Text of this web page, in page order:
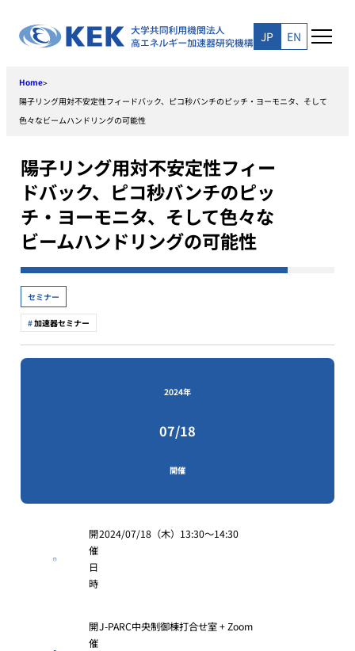
content
JP EN
Home>
陽子リング用対不安定性フィードバック、ピコ秒バンチのピッチ・ヨーモニタ、そして
色々なビームハンドリングの可能性
陽子リング用対不安定性フィー
ドバック、ピコ秒バンチのピッ
チ・ヨーモニタ、そして色々な
ビームハンドリングの可能性
セミナー
加速器セミナー
2024年
07/18
開催
開
催
日
時
2024/07/18（木）13:30〜14:30
開
催
J-PARC中央制御棟打合せ室 + Zoom